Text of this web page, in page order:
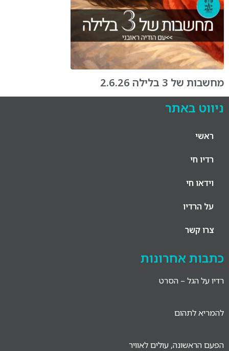
מחשבות של 3 בלילה 2.6.26
ניווט באתר
ראשי
רדיו חי
וידאו חי
על הרדיו
צרו קשר
כתבות אחרונות
רדיו על הגל – הסרט
להמריא לתהום
הפעם הראשונה, עולים לאוויר